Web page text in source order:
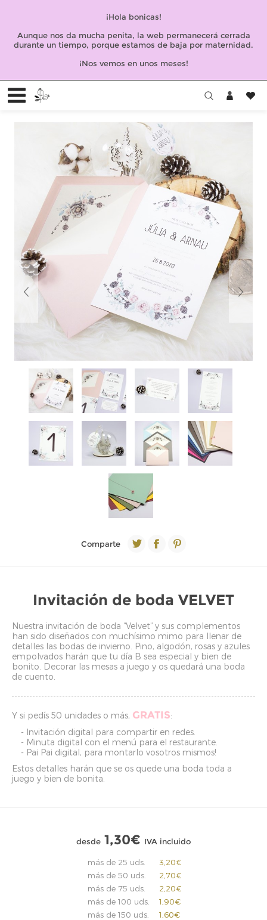
¡Hola bonicas!
Aunque nos da mucha penita, la web permanecerá cerrada
durante un tiempo, porque estamos de baja por maternidad.
¡Nos vemos en unos meses!
Comparte
Invitación de boda VELVET
Nuestra invitación de boda “Velvet” y sus complementos
han sido diseñados con muchísimo mimo para llenar de
detalles las bodas de invierno. Pino, algodón, rosas y azules
empolvados harán que tu día B sea especial y bien de
bonito. Decorar las mesas a juego y os quedará una boda
de cuento.
Y si pedís 50 unidades o más, GRATIS:
- Invitación digital para compartir en redes.
- Minuta digital con el menú para el restaurante.
- Pai Pai digital, para montarlo vosotros mismos!
Estos detalles harán que se os quede una boda toda a
juego y bien de bonita.
desde 1,30€ IVA incluido
más de 25 uds.
más de 50 uds.
más de 75 uds.
más de 100 uds.
más de 150 uds.
3,20€
2,70€
2,20€
1,90€
1,60€